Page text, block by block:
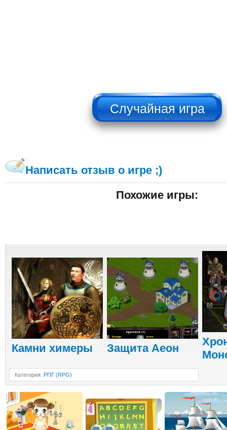
НЕ НАЖИМАТЬ!!!
Написать отзыв о игре ;)
Похожие игры:
Камни химеры Защита Аеон
Категория: РПГ (RPG)